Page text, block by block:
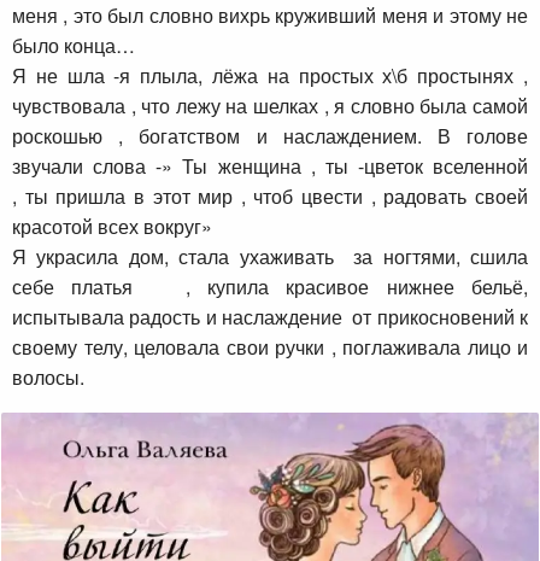
меня , это был словно вихрь круживший меня и этому не
было конца…
Я не шла -я плыла, лёжа на простых х\б простынях ,
чувствовала , что лежу на шелках , я словно была самой
роскошью , богатством и наслаждением. В голове
звучали слова -» Ты женщина , ты -цветок вселенной
, ты пришла в этот мир , чтоб цвести , радовать своей
красотой всех вокруг»
Я украсила дом, стала ухаживать за ногтями, сшила
себе платья , купила красивое нижнее бельё,
испытывала радость и наслаждение от прикосновений к
своему телу, целовала свои ручки , поглаживала лицо и
волосы.